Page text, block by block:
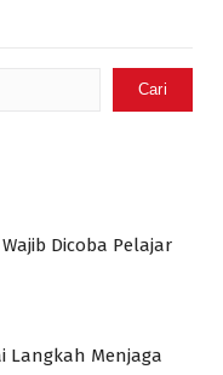
Cari
Dicoba Pelajar
Langkah Menjaga